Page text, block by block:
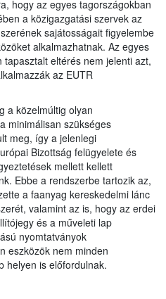
hogy az egyes tagországokban
a közigazgatási szervek az
sajátosságait figyelembe
alkalmazhatnak. Az egyes
eltérés nem jelenti azt,
az EUTR
a közelmúltig olyan
minimálisan szükséges
meg, így a jelenlegi
Bizottság felügyelete és
mellett kellett
Ebbe a rendszerbe tartozik az,
a faanyag kereskedelmi lánc
valamint az is, hogy az erdei
és a műveleti lap
nyomtatványok
eszközök nem minden
helyen is előfordulnak.